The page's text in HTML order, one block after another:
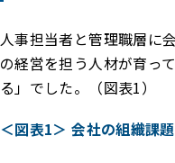
人事担当者と管理職層に
の経営を担う人材が育っ
る」でした。（図表1）
＜図表1＞ 会社の組織課題